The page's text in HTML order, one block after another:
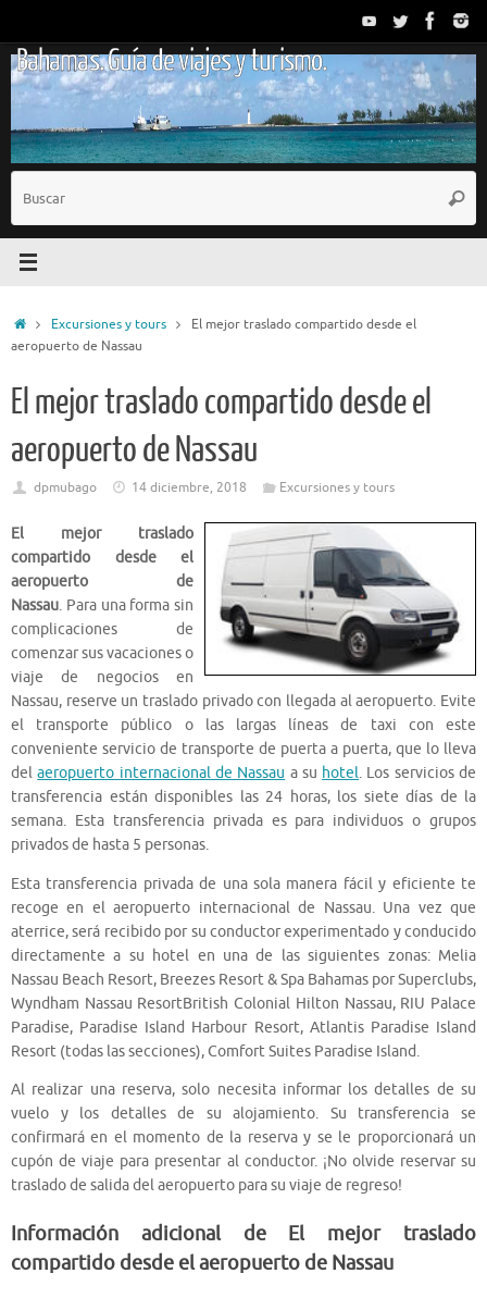
contenido
Bahamas. Guía de viajes y turismo.
InicioExcursiones y tours
El mejor traslado compartido desde el
aeropuerto de Nassau
El mejor traslado compartido desde el
aeropuerto de Nassau
dpmubago 14 diciembre, 2018 Excursiones y tours
El mejor traslado
compartido desde el
aeropuerto de
Nassau. Para una forma sin
complicaciones de
comenzar sus vacaciones o
viaje de negocios en
Nassau, reserve un traslado privado con llegada al aeropuerto. Evite
el transporte público o las largas líneas de taxi con este
conveniente servicio de transporte de puerta a puerta, que lo lleva
delaeropuerto internacional de Nassau a su hotel. Los servicios de
transferencia están disponibles las 24 horas, los siete días de la
semana. Esta transferencia privada es para individuos o grupos
privados de hasta 5 personas.
Esta transferencia privada de una sola manera fácil y eficiente te
recoge en el aeropuerto internacional de Nassau. Una vez que
aterrice, será recibido por su conductor experimentado y conducido
directamente a su hotel en una de las siguientes zonas: Melia
Nassau Beach Resort, Breezes Resort & Spa Bahamas por Superclubs,
Wyndham Nassau ResortBritish Colonial Hilton Nassau, RIU Palace
Paradise, Paradise Island Harbour Resort, Atlantis Paradise Island
Resort (todas las secciones), Comfort Suites Paradise Island.
Al realizar una reserva, solo necesita informar los detalles de su
vuelo y los detalles de su alojamiento. Su transferencia se
confirmará en el momento de la reserva y se le proporcionará un
cupón de viaje para presentar al conductor. ¡No olvide reservar su
traslado de salida del aeropuerto para su viaje de regreso!
Información adicional de El mejor traslado
compartido desde el aeropuerto de Nassau